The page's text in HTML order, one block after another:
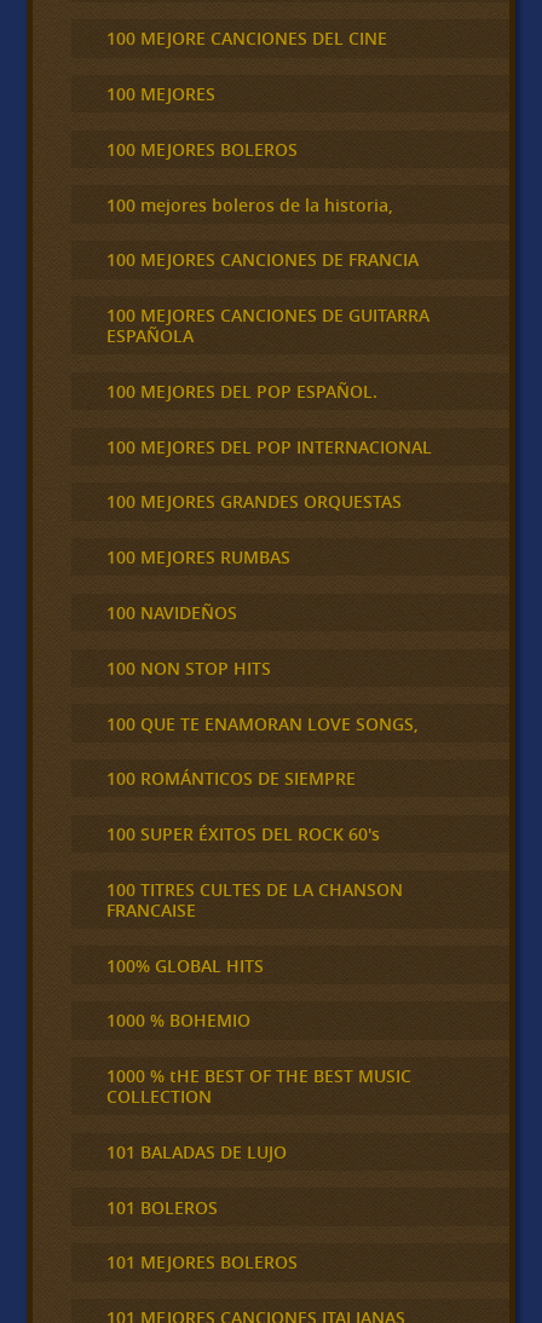
100 MEJORE CANCIONES DEL CINE
100 MEJORES
100 MEJORES BOLEROS
100 mejores boleros de la historia,
100 MEJORES CANCIONES DE FRANCIA
100 MEJORES CANCIONES DE GUITARRA
ESPAÑOLA
100 MEJORES DEL POP ESPAÑOL.
100 MEJORES DEL POP INTERNACIONAL
100 MEJORES GRANDES ORQUESTAS
100 MEJORES RUMBAS
100 NAVIDEÑOS
100 NON STOP HITS
100 QUE TE ENAMORAN LOVE SONGS,
100 ROMÁNTICOS DE SIEMPRE
100 SUPER ÉXITOS DEL ROCK 60's
100 TITRES CULTES DE LA CHANSON
FRANCAISE
100% GLOBAL HITS
1000 % BOHEMIO
1000 % tHE BEST OF THE BEST MUSIC
COLLECTION
101 BALADAS DE LUJO
101 BOLEROS
101 MEJORES BOLEROS
101 MEJORES CANCIONES ITALIANAS